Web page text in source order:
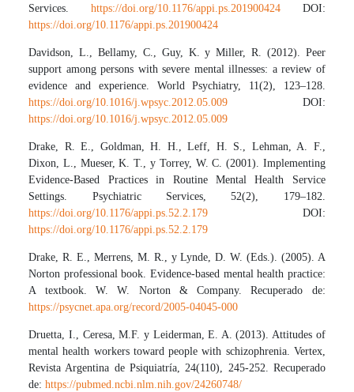
Services. https://doi.org/10.1176/appi.ps.201900424 DOI:
https://doi.org/10.1176/appi.ps.201900424
Davidson, L., Bellamy, C., Guy, K. y Miller, R. (2012). Peer
support among persons with severe mental illnesses: a review of
evidence and experience. World Psychiatry, 11(2), 123–128.
https://doi.org/10.1016/j.wpsyc.2012.05.009 DOI:
https://doi.org/10.1016/j.wpsyc.2012.05.009
Drake, R. E., Goldman, H. H., Leff, H. S., Lehman, A. F.,
Dixon, L., Mueser, K. T., y Torrey, W. C. (2001). Implementing
Evidence-Based Practices in Routine Mental Health Service
Settings. Psychiatric Services, 52(2), 179–182.
https://doi.org/10.1176/appi.ps.52.2.179 DOI:
https://doi.org/10.1176/appi.ps.52.2.179
Drake, R. E., Merrens, M. R., y Lynde, D. W. (Eds.). (2005). A
Norton professional book. Evidence-based mental health practice:
A textbook. W. W. Norton & Company. Recuperado de:
https://psycnet.apa.org/record/2005-04045-000
Druetta, I., Ceresa, M.F. y Leiderman, E. A. (2013). Attitudes of
mental health workers toward people with schizophrenia. Vertex,
Revista Argentina de Psiquiatría, 24(110), 245-252. Recuperado
de:https://pubmed.ncbi.nlm.nih.gov/24260748/